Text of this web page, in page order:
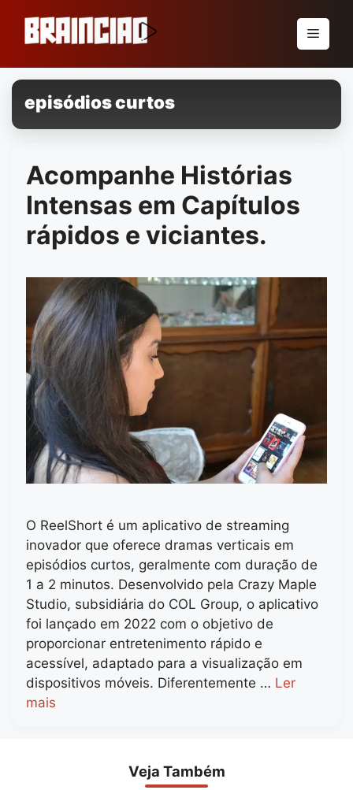
conteúdo
Menu
episódios curtos
Acompanhe Histórias
Intensas em Capítulos
rápidos e viciantes.
O ReelShort é um aplicativo de streaming
inovador que oferece dramas verticais em
episódios curtos, geralmente com duração de
1 a 2 minutos. Desenvolvido pela Crazy Maple
Studio, subsidiária do COL Group, o aplicativo
foi lançado em 2022 com o objetivo de
proporcionar entretenimento rápido e
acessível, adaptado para a visualização em
dispositivos móveis. Diferentemente … Ler
mais
Veja Também